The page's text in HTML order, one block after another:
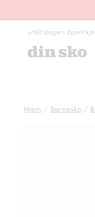
60 dagers åpent
Hjem Barnesko